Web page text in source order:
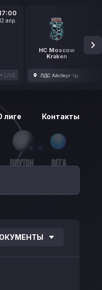
апр.
LIVE
HC Moscow
Kraken
1
ЛДС Айсберг тр.
лиге Контакты